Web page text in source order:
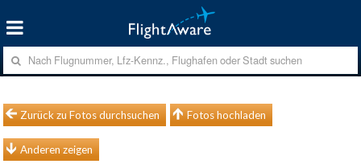
Zurück zu Fotos durchsuchen Fotos hochladen
Anderen zeigen